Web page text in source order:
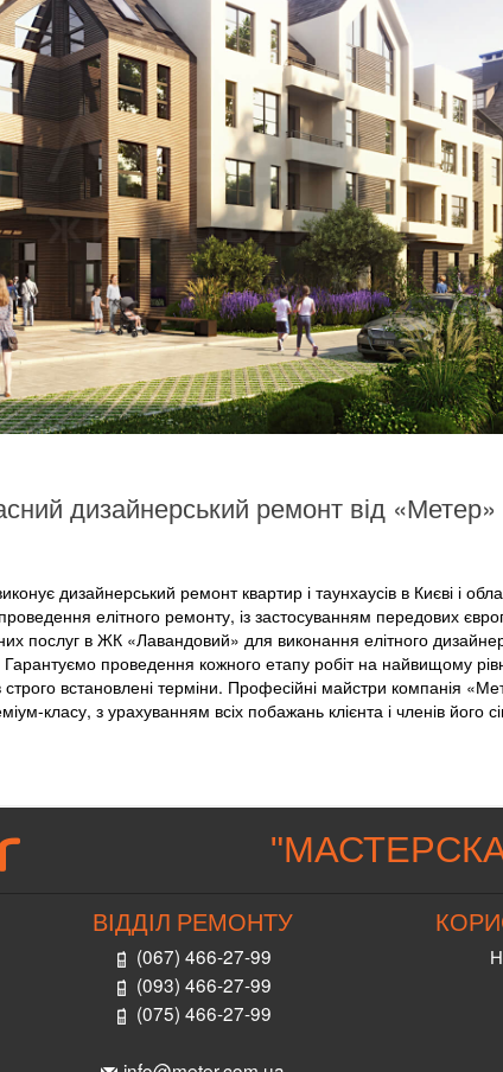
дизайнерський ремонт від «Метер»
дизайнерський ремонт квартир і таунхаусів в Києві і
елітного ремонту, із застосуванням передових
послуг в ЖК «Лавандовий» для виконання елітного
проведення кожного етапу робіт на найвищому
строго встановлені терміни. Професійні майстри компанія
класу, з урахуванням всіх побажань клієнта і членів його
"
ВІДДІЛ РЕМОНТУ
(067) 466-27-99
(093) 466-27-99
(075) 466-27-99